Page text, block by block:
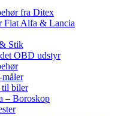
fra Ditex
Fiat Alfa & Lancia
Stik
OBD udstyr
måler
til biler
– Boroskop